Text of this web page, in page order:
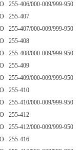
255-406/000-009/999-950
255-407
255-407/000-009/999-950
255-408
255-408/000-009/999-950
255-409
255-409/000-009/999-950
255-410
255-410/000-009/999-950
255-412
255-412/000-009/999-950
255-416